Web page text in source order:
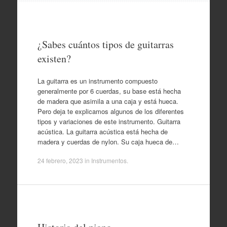
¿Sabes cuántos tipos de guitarras
existen?
La guitarra es un instrumento compuesto
generalmente por 6 cuerdas, su base está hecha
de madera que asimila a una caja y está hueca.
Pero deja te explicamos algunos de los diferentes
tipos y variaciones de este instrumento. Guitarra
acústica. La guitarra acústica está hecha de
madera y cuerdas de nylon. Su caja hueca de…
24 febrero, 2023 in Instrumentos.